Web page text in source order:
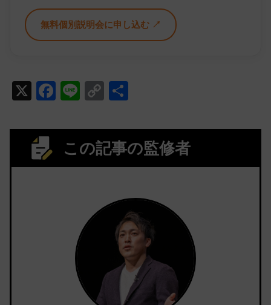
無料個別説明会に申し込む ↗
X
F
c
e
b
Li
e
C
p
y
Li
k
この記事の監修者